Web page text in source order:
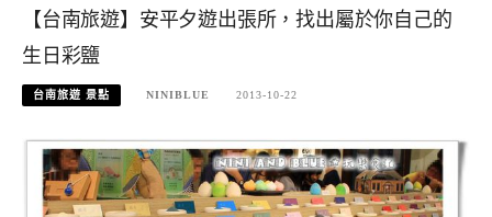
【台南旅遊】安平夕遊出張所，找出屬於你自己的
生日彩鹽
台南旅遊 景點 NINIBLUE 2013-10-22